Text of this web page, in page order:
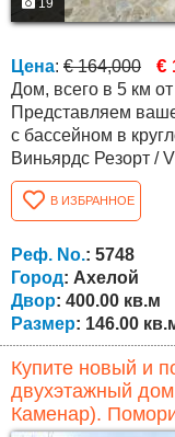
19
Цена: € 164,000 €
Дом, всего в 5 км
Представляем
с бассейном в
Виньярдс Резорт /
юго-восточной
Каблешково, а
от пляжа) и
Комплекс
горы Стара
В ИЗБРАННОЕ
Реф. No.: 5748
Город: Ахелой
Двор: 400.00 кв.м
Размер: 146.00
Купите новый и
двухэтажный
Каменар).